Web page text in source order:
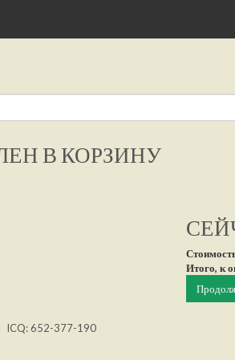
В КОРЗИНУ
Итого, к
ICQ: 652-377-190